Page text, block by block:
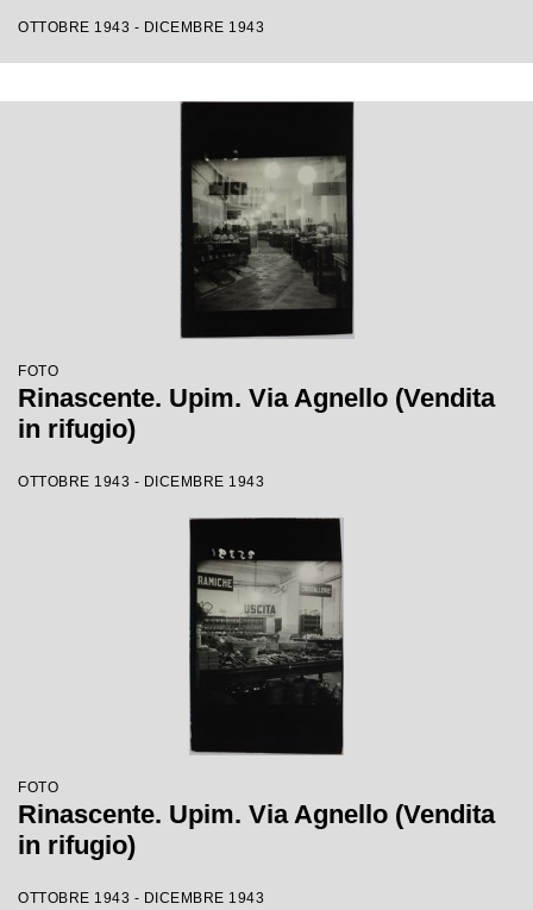
OTTOBRE 1943 - DICEMBRE 1943
FOTO
Rinascente. Upim. Via Agnello (Vendita
in rifugio)
OTTOBRE 1943 - DICEMBRE 1943
FOTO
Rinascente. Upim. Via Agnello (Vendita
in rifugio)
OTTOBRE 1943 - DICEMBRE 1943